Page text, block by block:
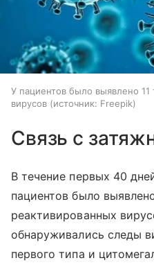
У пациентов было выявлено 11
вирусов
источник: Freepik
Связь с
В течение первых 40
пациентов было
реактивированных
обнаруживались следы
первого типа и